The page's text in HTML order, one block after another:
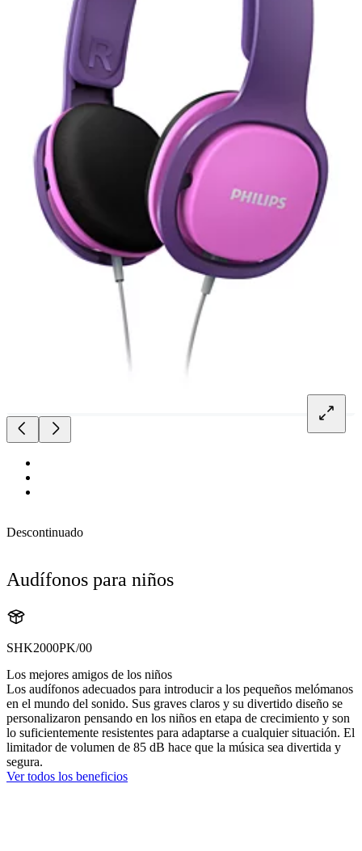
Descontinuado
Audífonos para niños
SHK2000PK/00
Los mejores amigos de los niños
Los audífonos adecuados para introducir a los pequeños melómanos
en el mundo del sonido. Sus graves claros y su divertido diseño se
personalizaron pensando en los niños en etapa de crecimiento y son
lo suficientemente resistentes para adaptarse a cualquier situación. El
limitador de volumen de 85 dB hace que la música sea divertida y
segura.
Ver todos los beneficios